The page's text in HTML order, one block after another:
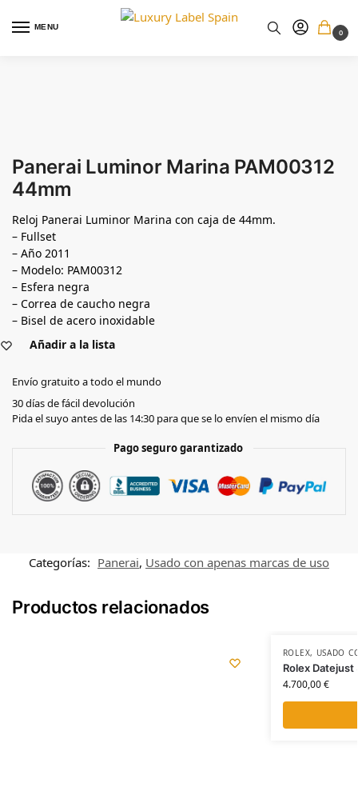
MENU
0
Panerai Luminor Marina PAM00312
44mm
Reloj Panerai Luminor Marina con caja de 44mm.
– Fullset
– Año 2011
– Modelo: PAM00312
– Esfera negra
– Correa de caucho negra
– Bisel de acero inoxidable
Añadir a la lista
Envío gratuito a todo el mundo
30 días de fácil devolución
Pida el suyo antes de las 14:30 para que se lo envíen el mismo día
Pago seguro garantizado
Categorías: Panerai, Usado con apenas marcas de uso
Productos relacionados
ROLEX, USADO
Rolex
4.700,00€